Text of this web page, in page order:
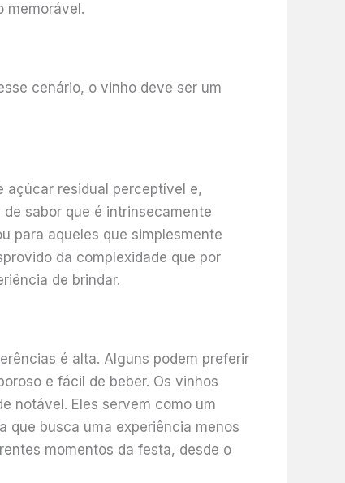
memorável.
cenário, o vinho deve ser um
açúcar residual perceptível e,
sabor que é intrinsecamente
para aqueles que simplesmente
da complexidade que por
de brindar.
é alta. Alguns podem preferir
e fácil de beber. Os vinhos
notável. Eles servem como um
que busca uma experiência menos
momentos da festa, desde o